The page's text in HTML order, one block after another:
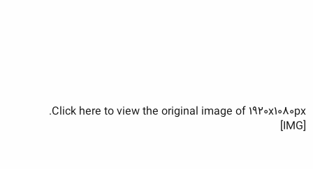
Click here to view the original image of 1920x1080px.
[IMG]